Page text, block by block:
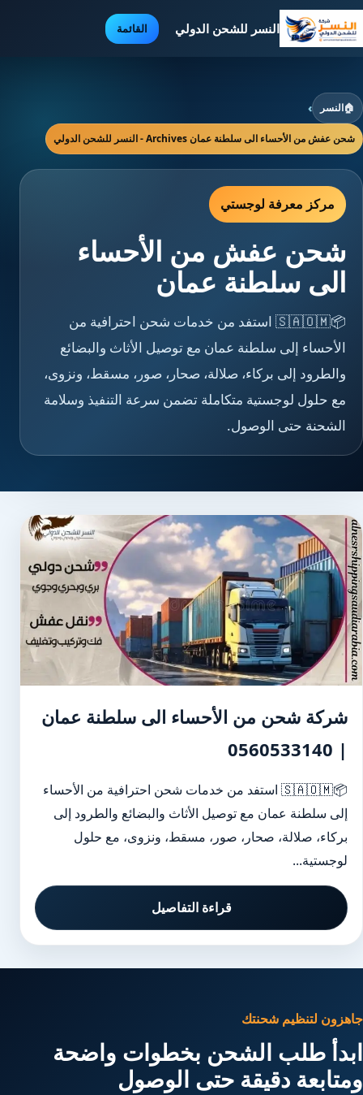
النسر للشحن الدولي القائمة
🏠النسر ›
شحن عفش من الأحساء الى سلطنة عمان Archives - النسر للشحن الدولي
مركز معرفة لوجستي
شحن عفش من الأحساء
الى سلطنة عمان
📦🇸🇦🇴🇲 استفد من خدمات شحن احترافية من
الأحساء إلى سلطنة عمان مع توصيل الأثاث والبضائع
والطرود إلى بركاء، صلالة، صحار، صور، مسقط، ونزوى،
مع حلول لوجستية متكاملة تضمن سرعة التنفيذ وسلامة
الشحنة حتى الوصول.
شركة شحن من الأحساء الى سلطنة عمان
| 0560533140
📦🇸🇦🇴🇲 استفد من خدمات شحن احترافية من الأحساء
إلى سلطنة عمان مع توصيل الأثاث والبضائع والطرود إلى
بركاء، صلالة، صحار، صور، مسقط، ونزوى، مع حلول
لوجستية...
قراءة التفاصيل
جاهزون لتنظيم شحنتك
ابدأ طلب الشحن بخطوات واضحة
ومتابعة دقيقة حتى الوصول